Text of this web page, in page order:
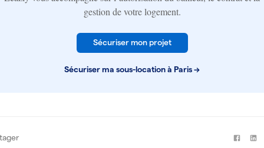
gestion de votre logement.
Sécuriser mon projet
Sécuriser ma sous-location à Paris →